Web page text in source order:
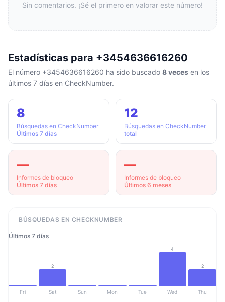
Sin comentarios. ¡Sé el primero en valorar este número!
Estadísticas para +3454636616260
El número +3454636616260 ha sido buscado 8 veces en los
últimos 7 días en CheckNumber.
8
Búsquedas en CheckNumber
Últimos 7 días
12
Búsquedas en CheckNumber
total
—
Informes de bloqueo
Últimos 7 días
—
Informes de bloqueo
Últimos 6 meses
BÚSQUEDAS EN CHECKNUMBER
Últimos 7 días
2
4
2
Fri Sat Sun Mon Tue Wed Thu